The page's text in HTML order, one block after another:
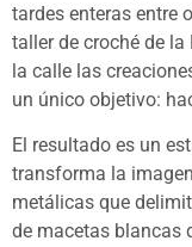
tardes enteras entre
taller de croché de
la calle las
un único objetivo:
El resultado es un
transforma la
metálicas que
de macetas blancas